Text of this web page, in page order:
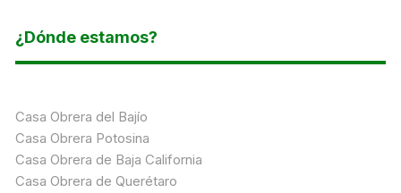
¿Dónde estamos?
Casa Obrera del Bajío
Casa Obrera Potosina
Casa Obrera de Baja California
Casa Obrera de Querétaro